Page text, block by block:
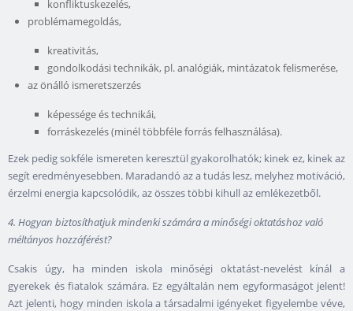
konfliktuskezelés,
problémamegoldás,
kreativitás,
gondolkodási technikák, pl. analógiák, mintázatok felismerése,
az önálló ismeretszerzés
képessége és technikái,
forráskezelés (minél többféle forrás felhasználása).
Ezek pedig sokféle ismereten keresztül gyakorolhatók; kinek ez, kinek az
segít eredményesebben. Maradandó az a tudás lesz, melyhez motiváció,
érzelmi energia kapcsolódik, az összes többi kihull az emlékezetből.
4. Hogyan biztosíthatjuk mindenki számára a minőségi oktatáshoz való
méltányos hozzáférést?
Csakis úgy, ha minden iskola minőségi oktatást-nevelést kínál a
gyerekek és fiatalok számára. Ez egyáltalán nem egyformaságot jelent!
Azt jelenti, hogy minden iskola a társadalmi igényeket figyelembe véve,